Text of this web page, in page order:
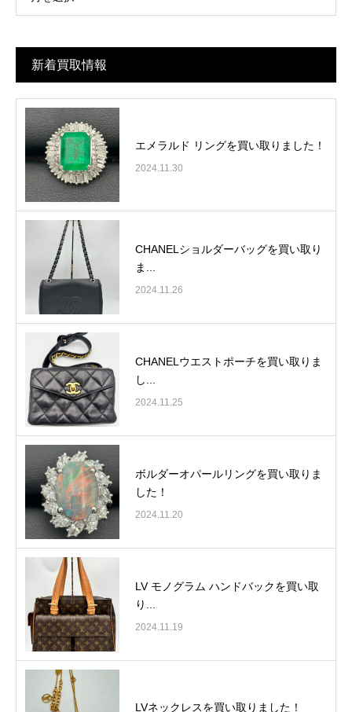
新着買取情報
エメラルド リングを買い取りました！
2024.11.30
CHANELショルダーバッグを買い取り
ま...
2024.11.26
CHANELウエストポーチを買い取りま
し...
2024.11.25
ボルダーオパールリングを買い取りま
した！
2024.11.20
LV モノグラム ハンドバックを買い取
り...
2024.11.19
LVネックレスを買い取りました！